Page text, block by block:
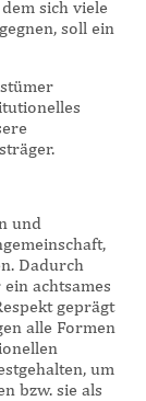
sich viele
soll ein
und
Dadurch
achtsames
geprägt
alle Formen
um
bzw. sie als